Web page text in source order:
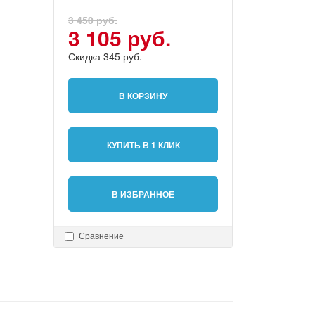
3 450 руб.
3 105 руб.
Скидка 345 руб.
В КОРЗИНУ
КУПИТЬ В 1 КЛИК
В ИЗБРАННОЕ
Сравнение